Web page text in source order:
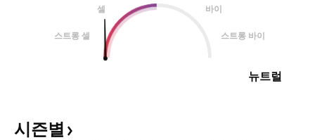
셀
바이
스트롱 셀 스트롱 바이
뉴트럴
시즌별